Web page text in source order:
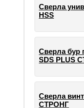
Сверла
HSS
Cверла бур
SDS PLUS
Сверла
СТРОНГ